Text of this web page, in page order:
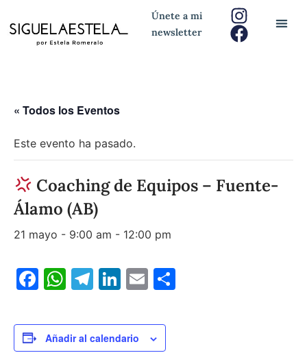
Únete a mi
newsletter
« Todos los Eventos
Este evento ha pasado.
Coaching de Equipos – Fuente-
Álamo (AB)
21 mayo - 9:00 am - 12:00 pm
Facebook
WhatsApp
Telegram
LinkedIn
Email
Añadir al calendario